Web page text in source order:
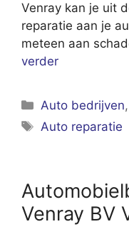
Venray kan je uit
reparatie aan je
meteen aan
verder
Categorieën
Auto bedrijven,
Tags
Auto reparatie
Venray BV